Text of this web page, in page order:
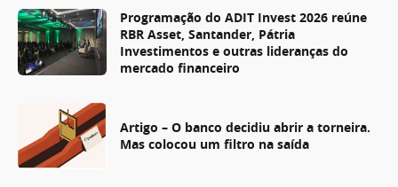
Programação do ADIT Invest 2026 reúne
RBR Asset, Santander, Pátria
Investimentos e outras lideranças do
mercado financeiro
Artigo – O banco decidiu abrir a torneira.
Mas colocou um filtro na saída